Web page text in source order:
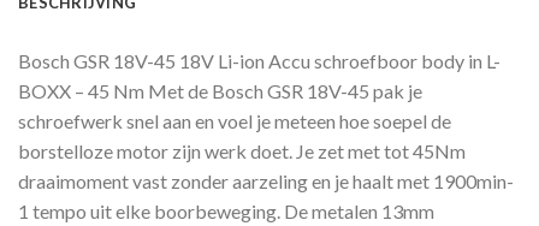
Bosch GSR 18V-45 18V Li-ion Accu schroefboor body in L-
BOXX – 45 Nm Met de Bosch GSR 18V-45 pak je
schroefwerk snel aan en voel je meteen hoe soepel de
borstelloze motor zijn werk doet. Je zet met tot 45Nm
draaimoment vast zonder aarzeling en je haalt met 1900min-
1 tempo uit elke boorbeweging. De metalen 13mm